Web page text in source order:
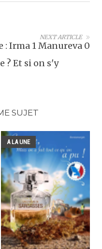
NEXT ARTICLE
Irma 1 Manureva 0
? Et si on s'y
SUJET
A LA UNE